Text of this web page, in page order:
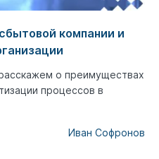
компании и
о преимуществах
процессов в
Иван Софронов